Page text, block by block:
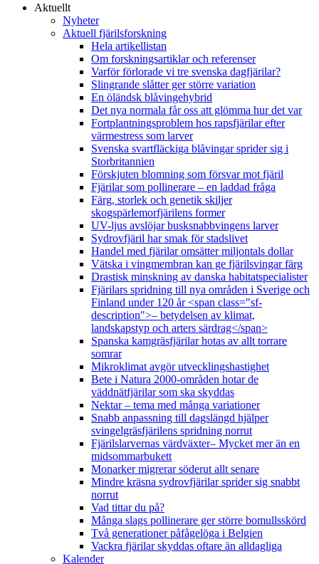
Aktuellt
Nyheter
Aktuell fjärilsforskning
Hela artikellistan
Om forskningsartiklar och referenser
Varför förlorade vi tre svenska dagfjärilar?
Slingrande slåtter ger större variation
En öländsk blåvingehybrid
Det nya normala får oss att glömma hur det var
Fortplantningsproblem hos rapsfjärilar efter
värmestress som larver
Svenska svartfläckiga blåvingar sprider sig i
Storbritannien
Förskjuten blomning som försvar mot fjäril
Fjärilar som pollinerare – en laddad fråga
Färg, storlek och genetik skiljer
skogspärlemorfjärilens former
UV-ljus avslöjar busksnabbvingens larver
Sydrovfjäril har smak för stadslivet
Handel med fjärilar omsätter miljontals dollar
Vätska i vingmembran kan ge fjärilsvingar färg
Drastisk minskning av danska habitatspecialister
Fjärilars spridning till nya områden i Sverige och
Finland under 120 år <span class="sf-
description">– betydelsen av klimat,
landskapstyp och arters särdrag</span>
Spanska kamgräsfjärilar hotas av allt torrare
somrar
Mikroklimat avgör utvecklingshastighet
Bete i Natura 2000-områden hotar de
väddnätfjärilar som ska skyddas
Nektar – tema med många variationer
Snabb anpassning till dagslängd hjälper
svingelgräsfjärilens spridning norrut
Fjärilslarvernas värdväxter– Mycket mer än en
midsommarbukett
Monarker migrerar söderut allt senare
Mindre kräsna sydrovfjärilar sprider sig snabbt
norrut
Vad tittar du på?
Många slags pollinerare ger större bomullsskörd
Två generationer påfågelöga i Belgien
Vackra fjärilar skyddas oftare än alldagliga
Kalender